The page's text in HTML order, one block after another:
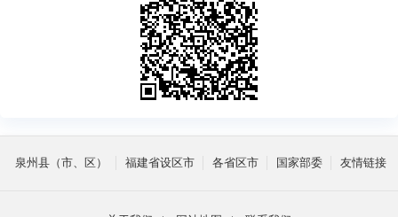
泉州县（市、区） 福建省设区市 各省区市 国家部委 友情链接